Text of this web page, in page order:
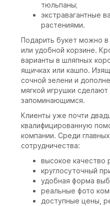
тюльпаны;
экстравагантные
растениями.
Подарить букет можно
или удобной корзине.
варианты в шляпных
ящичках или кашпо.
сочной зелени и
мягкой игрушки
запоминающимся.
Клиенты уже почти
квалифицированную
компании. Среди
сотрудничества:
высокое качество
круглосуточный
удобная форма
реальные фото
доступные цены,